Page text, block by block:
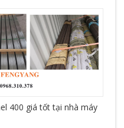
400 giá tốt tại nhà máy